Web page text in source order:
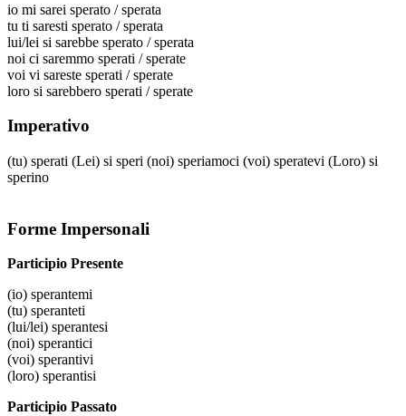
io mi sarei sperato / sperata
tu ti saresti sperato / sperata
lui/lei si sarebbe sperato / sperata
noi ci saremmo sperati / sperate
voi vi sareste sperati / sperate
loro si sarebbero sperati / sperate
Imperativo
(tu) sperati (Lei) si speri (noi) speriamoci (voi) speratevi (Loro) si
sperino
Forme Impersonali
Participio Presente
(io) sperantemi
(tu) speranteti
(lui/lei) sperantesi
(noi) sperantici
(voi) sperantivi
(loro) sperantisi
Participio Passato